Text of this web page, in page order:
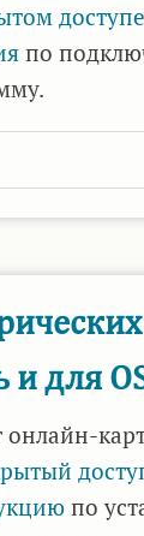
доступе
по
и для
по